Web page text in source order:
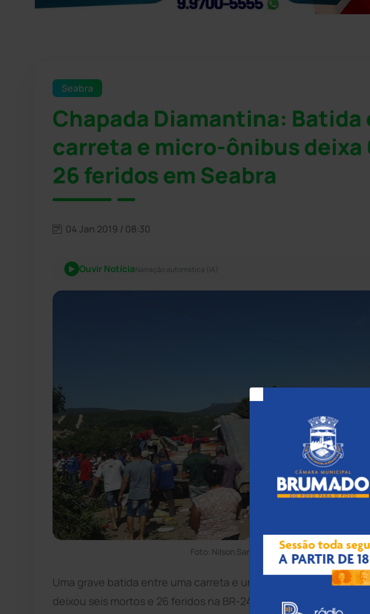
Seabra
Chapada Diamantina: Batida
carreta e micro-ônibus deixa
26 feridos em Seabra
04 Jan 2019 / 08:30
Ouvir NotíciaNarração automática (IA)
Foto: Nilson Santos/Liberdade Bom Sucesso
Uma grave batida entre uma carreta e um micro-ônibus, na
deixou seis mortos e 26 feridos na BR-242, no perímetro urbano